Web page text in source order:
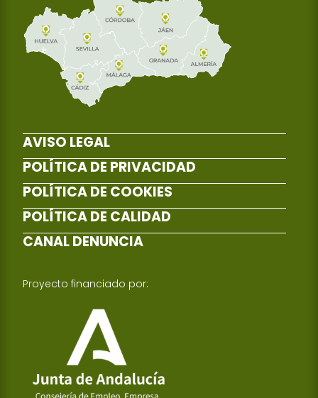
AVISO LEGAL
POLÍTICA DE PRIVACIDAD
POLÍTICA DE COOKIES
POLÍTICA DE CALIDAD
CANAL DENUNCIA
Proyecto financiado por: